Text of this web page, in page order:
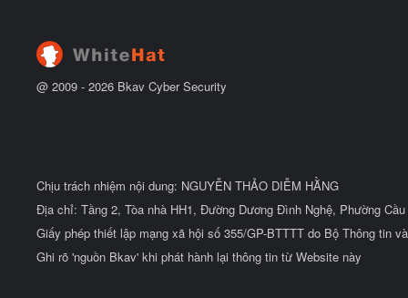
@ 2009 - 2026 Bkav Cyber Security
Chịu trách nhiệm nội dung: NGUYỄN THẢO DIỄM HẰNG
Địa chỉ: Tầng 2, Tòa nhà HH1, Đường Dương Đình Nghệ, Phường
Giấy phép thiết lập mạng xã hội số 355/GP-BTTTT do Bộ Thông tin
Ghi rõ 'nguồn Bkav' khi phát hành lại thông tin từ Website này